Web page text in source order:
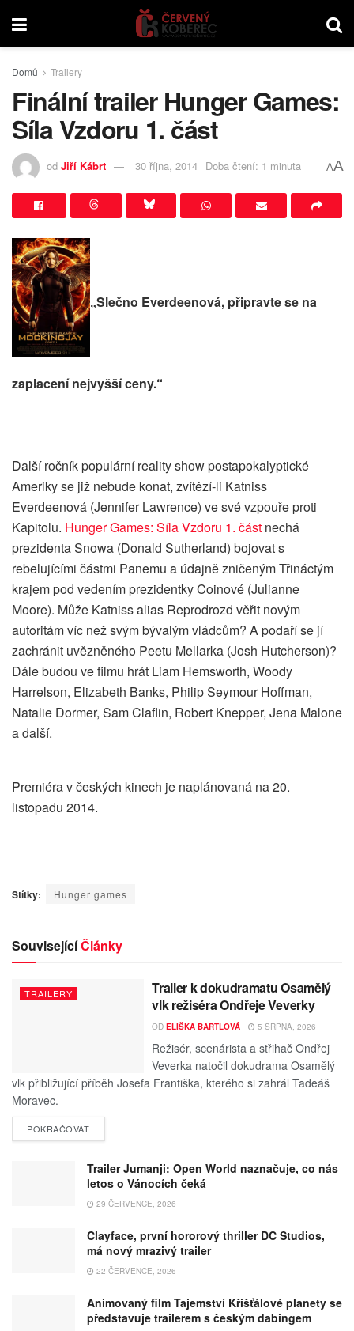
Domů Trailery
Finální trailer Hunger Games:
Síla Vzdoru 1. část
od Jiří Kábrt 30 října, 2014 Doba čtení: 1 minuta AA
„Slečno Everdeenová, připravte se na
zaplacení nejvyšší ceny.“
Další ročník populární reality show postapokalyptické
Ameriky se již nebude konat, zvítězí-li Katniss
Everdeenová (Jennifer Lawrence) ve své vzpouře proti
Kapitolu. Hunger Games: Síla Vzdoru 1. část nechá
prezidenta Snowa (Donald Sutherland) bojovat s
rebelujícími částmi Panemu a údajně zničeným Třináctým
krajem pod vedením prezidentky Coinové (Julianne
Moore). Může Katniss alias Reprodrozd věřit novým
autoritám víc než svým bývalým vládcům? A podaří se jí
zachránit uvězněného Peetu Mellarka (Josh Hutcherson)?
Dále budou ve filmu hrát Liam Hemsworth, Woody
Harrelson, Elizabeth Banks, Philip Seymour Hoffman,
Natalie Dormer, Sam Claflin, Robert Knepper, Jena Malone
a další.
Premiéra v českých kinech je naplánovaná na 20.
listopadu 2014.
Štítky: Hunger games
SouvisejícíČlánky
TRAILERY
Trailer k dokudramatu Osamělý
vlk režiséra Ondřeje Veverky
OD ELIŠKA BARTLOVÁ 5 SRPNA, 2026
Režisér, scenárista a střihač Ondřej
Veverka natočil dokudrama Osamělý
vlk přibližující příběh Josefa Františka, kterého si zahrál Tadeáš
Moravec.
POKRAČOVAT
Trailer Jumanji: Open World naznačuje, co nás
letos o Vánocích čeká
29 ČERVENCE, 2026
Clayface, první hororový thriller DC Studios,
má nový mrazivý trailer
22 ČERVENCE, 2026
Animovaný film Tajemství Křišťálové planety se
představuje trailerem s českým dabingem